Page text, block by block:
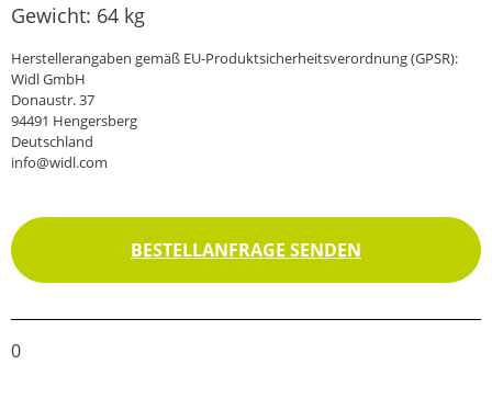
Gewicht: 64 kg
Herstellerangaben gemäß EU-Produktsicherheitsverordnung (GPSR):
Widl GmbH
Donaustr. 37
94491 Hengersberg
Deutschland
info@widl.com
BESTELLANFRAGE SENDEN
0